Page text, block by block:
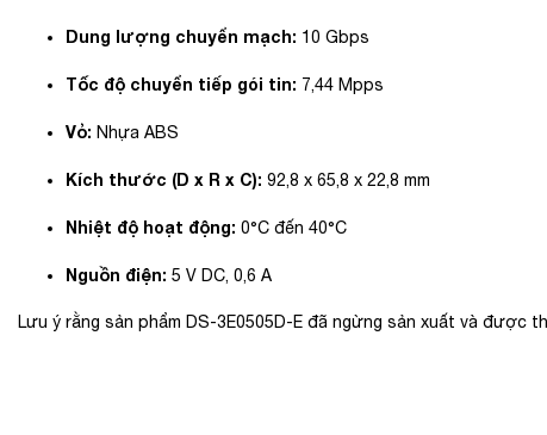
Dung lượng chuyển mạch: 10 Gbps
Tốc độ chuyển tiếp gói tin: 7,44 Mpps
Vỏ: Nhựa ABS
Kích thước (D x R x C): 92,8 x 65,8 x 22,8 mm
Nhiệt độ hoạt động: 0°C đến 40°C
Nguồn điện: 5 V DC, 0,6 A
Lưu ý rằng sản phẩm DS-3E0505D-E đã ngừng sản xuất và được